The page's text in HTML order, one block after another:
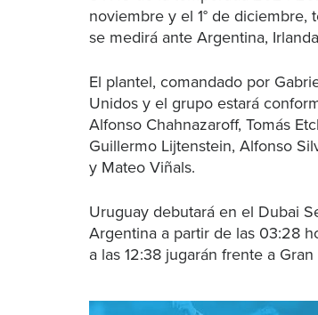
noviembre y el 1° de diciembre,
se medirá ante Argentina,
El plantel, comandado por
Unidos y el grupo estará
Alfonso Chahnazaroff, Tomás
Guillermo Lijtenstein, Alfonso
y Mateo Viñals.
Uruguay debutará en el Dubai
Argentina a partir de las 03:28
a las 12:38 jugarán frente a Gran